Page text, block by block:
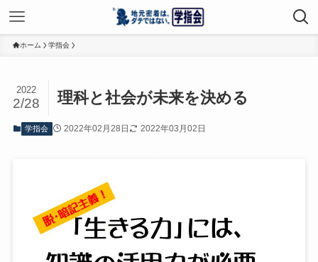
ホーム 学指会
理科と社会が未来を決める
2022
2/28
学指会 2022年02月28日 2022年03月02日